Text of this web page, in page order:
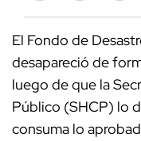
El Fondo de
desapareció de
luego de que la
Público (SHCP) lo
consuma lo